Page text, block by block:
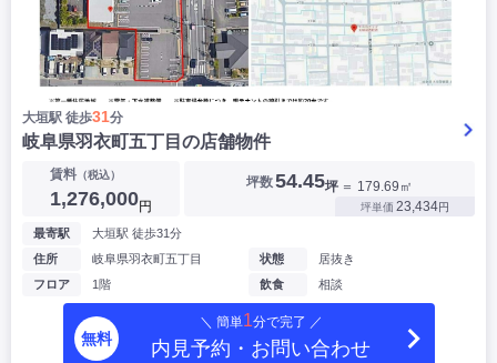
大垣駅 徒歩31分
岐阜県羽衣町五丁目の店舗物件
賃料 （税込）
1,276,000円
坪数54.45坪 ＝ 179.69㎡
坪単価 23,434円
最寄駅
大垣駅 徒歩31分
住所
岐阜県羽衣町五丁目
フロア
1階
状態
居抜き
飲食
相談
無料
＼ 簡単1分で完了 ／
内見予約・お問い合わせ